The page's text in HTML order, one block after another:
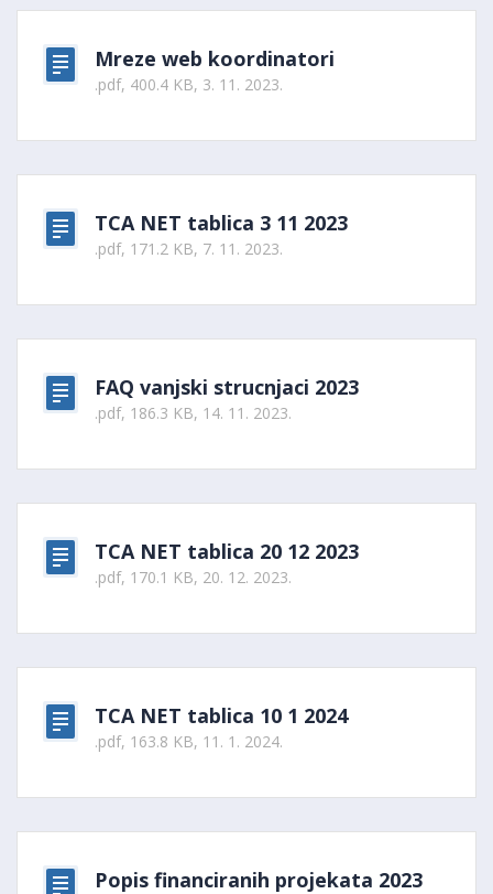
Mreze web koordinatori
.pdf, 400.4 KB, 3. 11. 2023.
TCA NET tablica 3 11 2023
.pdf, 171.2 KB, 7. 11. 2023.
FAQ vanjski strucnjaci 2023
.pdf, 186.3 KB, 14. 11. 2023.
TCA NET tablica 20 12 2023
.pdf, 170.1 KB, 20. 12. 2023.
TCA NET tablica 10 1 2024
.pdf, 163.8 KB, 11. 1. 2024.
Popis financiranih projekata 2023